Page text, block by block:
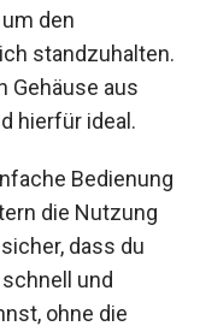
den
standzuhalten.
Gehäuse aus
hierfür ideal.
Bedienung
die Nutzung
dass du
und
ohne die